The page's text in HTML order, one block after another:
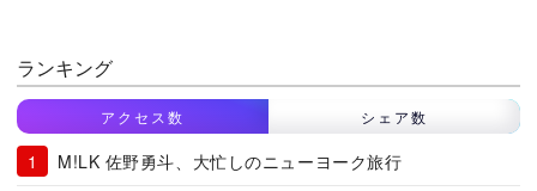
ランキング
アクセス数 シェア数
M!LK 佐野勇斗、大忙しのニューヨーク旅行